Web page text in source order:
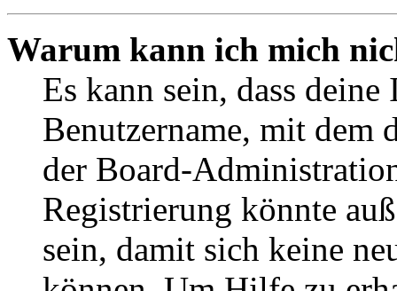
Warum kann ich mich
Es kann sein, dass
Benutzername, mit dem
der Board-
Registrierung könnte
sein, damit sich keine